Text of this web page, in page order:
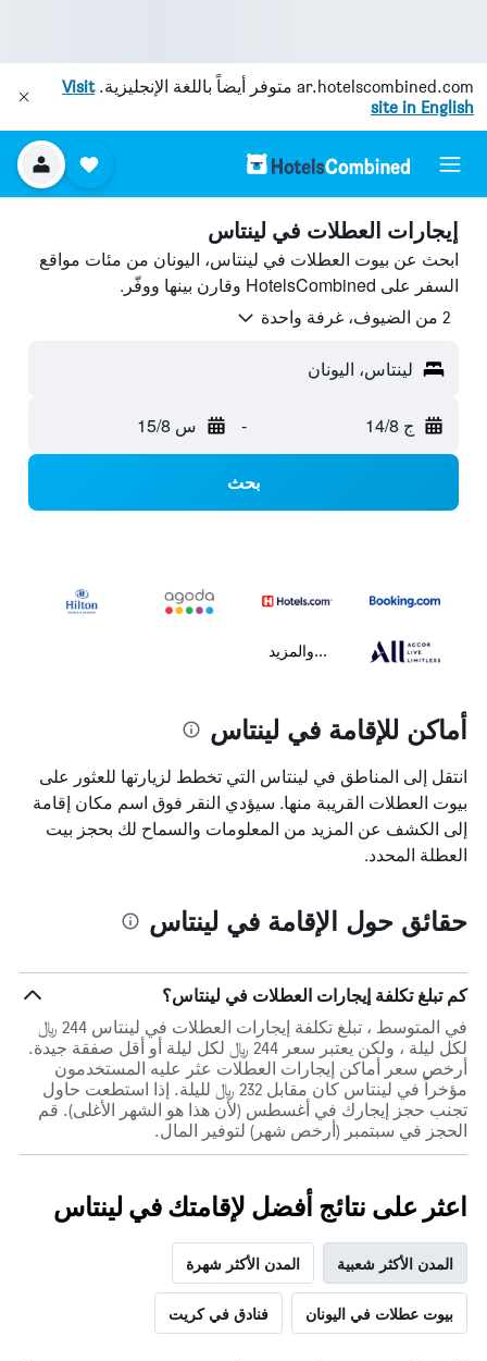
ar.hotelscombined.com متوفر أيضاً باللغة الإنجليزية.Visit
site in English
إيجارات العطلات في لينتاس
ابحث عن بيوت العطلات في لينتاس، اليونان من مئات مواقع
السفر على HotelsCombined وقارن بينها ووفّر.
2 من الضيوف، غرفة واحدة
لينتاس، اليونان
ج 14/8 - س 15/8
بحث
...والمزيد
أماكن للإقامة في لينتاس
انتقل إلى المناطق في لينتاس التي تخطط لزيارتها للعثور على
بيوت العطلات القريبة منها. سيؤدي النقر فوق اسم مكان إقامة
إلى الكشف عن المزيد من المعلومات والسماح لك بحجز بيت
العطلة المحدد.
حقائق حول الإقامة في لينتاس
كم تبلغ تكلفة إيجارات العطلات في لينتاس؟
في المتوسط ، تبلغ تكلفة إيجارات العطلات في لينتاس 244 ﷼
لكل ليلة ، ولكن يعتبر سعر 244 ﷼ لكل ليلة أو أقل صفقة جيدة.
أرخص سعر أماكن إيجارات العطلات عثر عليه المستخدمون
مؤخراً في لينتاس كان مقابل 232 ﷼ لليلة. إذا استطعت حاول
تجنب حجز إيجارك في أغسطس (لأن هذا هو الشهر الأغلى). قم
الحجز في سبتمبر (أرخص شهر) لتوفير المال.
اعثر على نتائج أفضل لإقامتك في لينتاس
المدن الأكثر شعبية المدن الأكثر شهرة
بيوت عطلات في اليونان فنادق في كريت